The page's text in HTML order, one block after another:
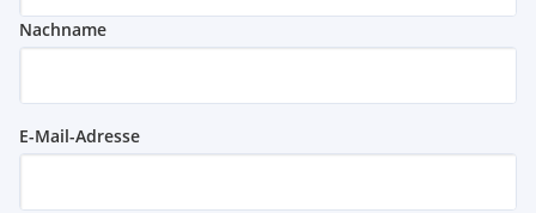
Nachname
E-Mail-Adresse